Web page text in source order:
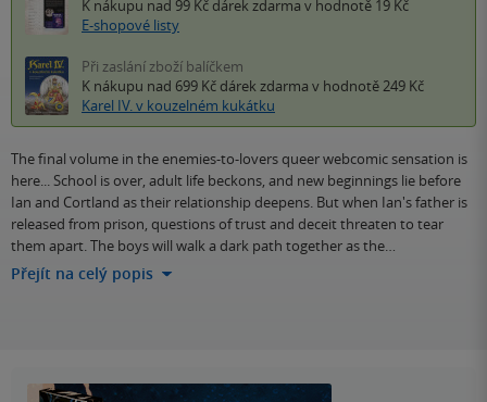
K nákupu nad 99 Kč dárek zdarma v hodnotě 19 Kč
E-shopové listy
Při zaslání zboží balíčkem
K nákupu nad 699 Kč dárek zdarma v hodnotě 249 Kč
Karel IV. v kouzelném kukátku
The final volume in the enemies-to-lovers queer webcomic sensation is
here... School is over, adult life beckons, and new beginnings lie before
Ian and Cortland as their relationship deepens. But when Ian's father is
released from prison, questions of trust and deceit threaten to tear
them apart. The boys will walk a dark path together as the…
Přejít na celý popis